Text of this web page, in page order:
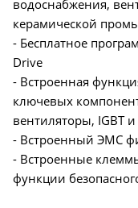
водоснабжения,
керамической
- Бесплатное
Drive
- Встроенная
ключевых
вентиляторы, IGBT
- Встроенный ЭМС
- Встроенные
функции